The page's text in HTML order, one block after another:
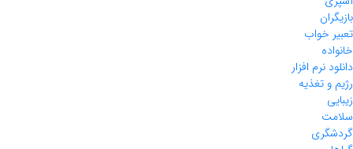
بازیگران
تعبیر خواب
خانواده
دانلود نرم افزار
رژیم و تغذیه
زیبایی
سلامت
گردشگری